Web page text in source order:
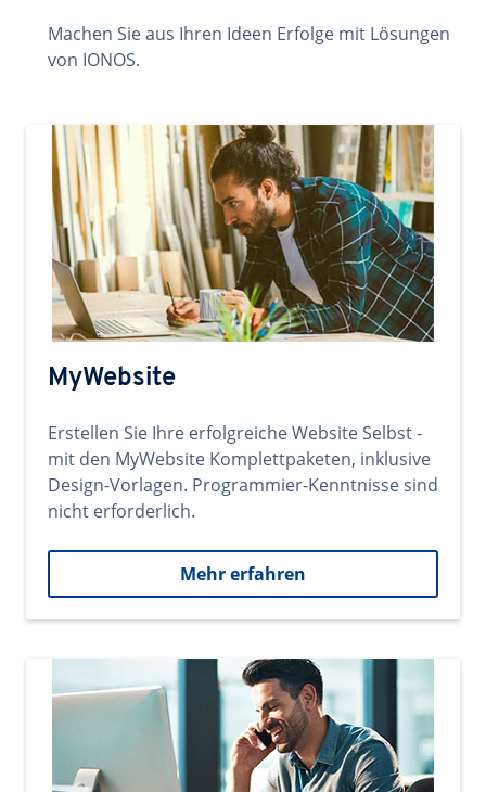
Machen Sie aus Ihren Ideen Erfolge mit Lösungen
von IONOS.
MyWebsite
Erstellen Sie Ihre erfolgreiche Website Selbst -
mit den MyWebsite Komplettpaketen, inklusive
Design-Vorlagen. Programmier-Kenntnisse sind
nicht erforderlich.
Mehr erfahren